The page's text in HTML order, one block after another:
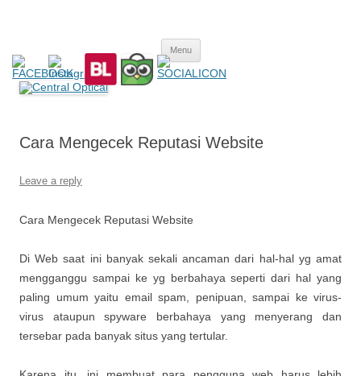
safety, minus, sport, kacamata sport, polarized, transition,
polycarbonate, eynoa
Menu
content
Cara Mengecek Reputasi Website
Leave a reply
Cara Mengecek Reputasi Website
Di Web saat ini banyak sekali ancaman dari hal-hal yg amat
mengganggu sampai ke yg berbahaya seperti dari hal yang
paling umum yaitu email spam, penipuan, sampai ke virus-
virus ataupun spyware berbahaya yang menyerang dan
tersebar pada banyak situs yang tertular.